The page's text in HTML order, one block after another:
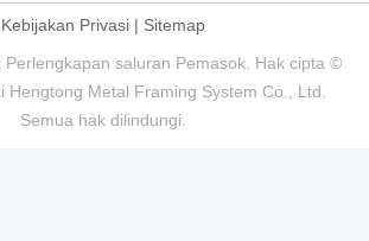
Kebijakan Privasi | Sitemap
Perlengkapan saluran Pemasok. Hak cipta ©
Hengtong Metal Framing System Co., Ltd.
Semua hak dilindungi.